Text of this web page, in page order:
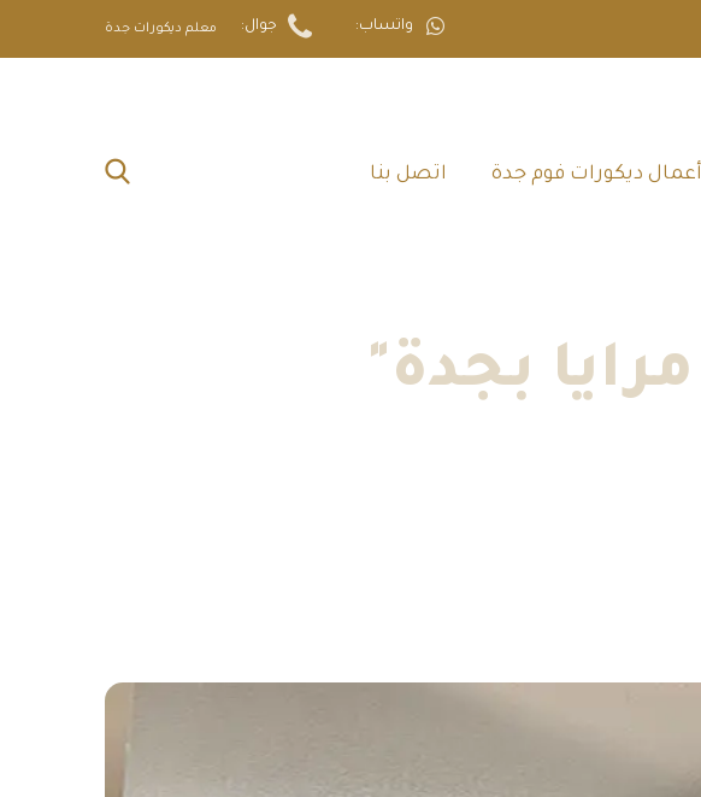
واتساب: جوال: معلم ديكورات جدة
أعمال ديكورات فوم جدة‎ اتصل بنا‎